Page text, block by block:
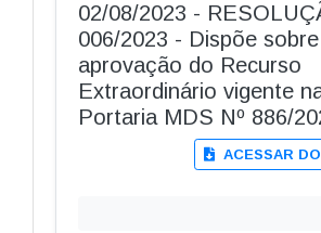
02/08/2023 -
006/2023 - Dispõe
aprovação do Recurso
Extraordinário vigente
Portaria MDS Nº 886/
ACESSAR